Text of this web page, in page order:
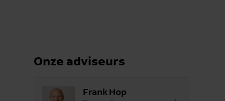
Onze adviseurs
Frank Hop